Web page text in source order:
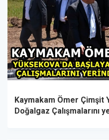
Kaymakam Ömer Çimşit
Doğalgaz Çalışmalarını